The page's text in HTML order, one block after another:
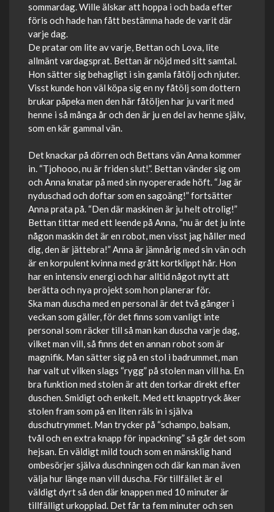
sommardag. Wille älskar att hoppa i och bada efter
föris och hade han fått bestämma hade de varit där
varje dag.
De pratar om lite av varje, Bettan och Lova, lite
allmänt vardagsprat. Bettan är nöjd med sitt samtal.
Hon sätter sig behagligt i sin gamla fåtölj och njuter.
Visst kunde hon väl köpa sig en ny fåtölj som dottern
brukar påpeka men den här fåtöljen har ju varit med
henne i så många år och den är ju en del av henne själv,
som en kär gammal vän.
Det knackar på dörren och Bettans vän Anna kommer
in. “Tjohooo, nu är friden slut!”. Bettan vänder sig om
och Anna knatar på med sin nyopererade höft. “Jag är
nyduschad och doftar som en sagoäng!” fortsätter
Anna prata på. “Den där maskinen är ju helt otrolig!”
Bettan tittar med ett leende på Anna, “nu är det ju inte
någon maskin det är en robot, men visst jag håller med
dig, den är jättebra!” Anna är jämnårig med sin vän och
är en korpulent kvinna med grått kortklippt hår. Hon
har en intensiv energi och har alltid något nytt att
berätta och nya projekt som hon planerar för.
Ska man duscha med en personal är det två gånger i
veckan som gäller, för det finns som vanligt inte
personal som räcker till så man kan duscha varje dag,
vilket man vill, så finns det en annan robot som är
magnifik. Man sätter sig på en stol i badrummet, man
har valt ut vilken slags “rygg” på stolen man vill ha. En
bra funktion med stolen är att den torkar direkt efter
duschen. Smidigt och enkelt. Med ett knapptryck åker
stolen fram som på en liten räls in i själva
duschutrymmet. Man trycker på “schampo, balsam,
tvål och en extra knapp för inpackning” så går det som
hejsan. En väldigt mild touch som en mänsklig hand
ombesörjer själva duschningen och där kan man även
välja hur länge man vill duscha. För tillfället är el
väldigt dyrt så den där knappen med 10 minuter är
tillfälligt urkopplad. Det får ta fem minuter och sen